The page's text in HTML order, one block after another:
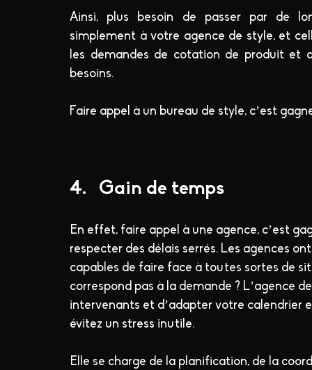
Ainsi, plus besoin de passer par de
simplement à votre agence de style, et
les demandes de cotation de produit et
besoins.
Faire appel à un bureau de style, c’est
4.   Gain de temps
En effet, faire appel à une agence, c’est
respecter des délais serrés. Les agences
capables de faire face à toutes sortes de
correspond pas à la demande ? L’agence
intervenants et d’adapter votre calendrier
évitez un stress inutile.
Elle se charge de la planification, de la